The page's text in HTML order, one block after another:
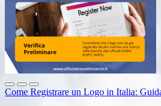
Come Registrare un Logo in Italia: